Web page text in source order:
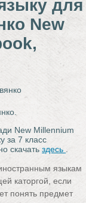
для
New
New Millennium
за 7 класс
скачатьздесь
языкам
каторгой, если
понять предмет